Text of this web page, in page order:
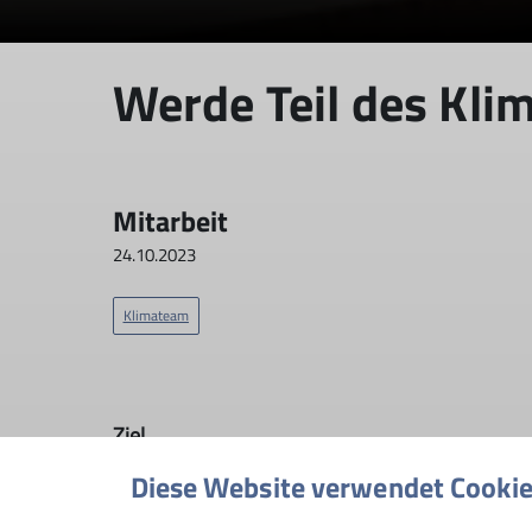
Werde Teil des
Mitarbeit
24.10.2023
Klimateam
Ziel
Unterstützung des Klimateams bei den
Diese Website verwendet